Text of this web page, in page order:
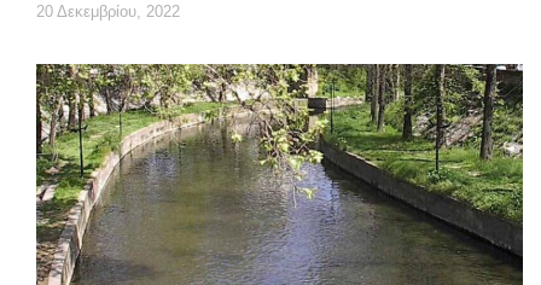
20 Δεκεμβρίου, 2022